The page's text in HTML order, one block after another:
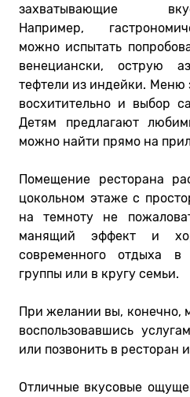
захватывающие
Например,
можно испытать
венециански, острую
тефтели из индейки. Меню
восхитительно и выбор
Детям предлагают
можно найти прямо на
Помещение ресторана
цокольном этаже с
на темноту не
манящий эффект и
современного отдыха в
группы или в кругу семьи.
При желании вы, конечно,
воспользовавшись
или позвонить в ресторан
Отличные вкусовые